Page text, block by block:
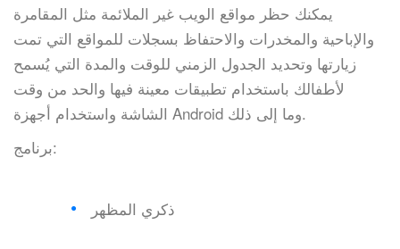
يمكنك حظر مواقع الويب غير الملائمة مثل المقامرة
والإباحية والمخدرات والاحتفاظ بسجلات للمواقع التي تمت
زيارتها وتحديد الجدول الزمني للوقت والمدة التي يُسمح
لأطفالك باستخدام تطبيقات معينة فيها والحد من وقت
الشاشة واستخدام أجهزة Android وما إلى ذلك.
برنامج:
ذكري المظهر